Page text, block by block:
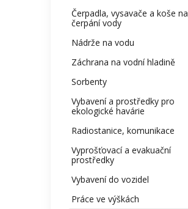
Čerpadla, vysavače a koše na
čerpání vody
Nádrže na vodu
Záchrana na vodní hladině
Sorbenty
Vybavení a prostředky pro
ekologické havárie
Radiostanice, komunikace
Vyprošťovací a evakuační
prostředky
Vybavení do vozidel
Práce ve výškách